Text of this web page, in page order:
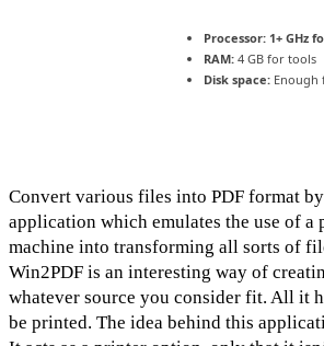
Processor: 1+ GHz
RAM: 4 GB for tools
Disk space: Enough
Convert various files into PDF format
application which emulates the use of
machine into transforming all sorts of
Win2PDF is an interesting way of
whatever source you consider fit. All it
be printed. The idea behind this